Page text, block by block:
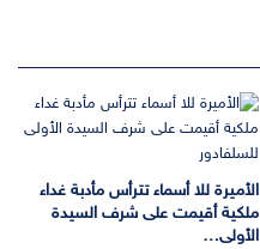
الأميرة للا أسماء تترأس مأدبة غداء
ملكية أقيمت على شرف السيدة
الأولى…